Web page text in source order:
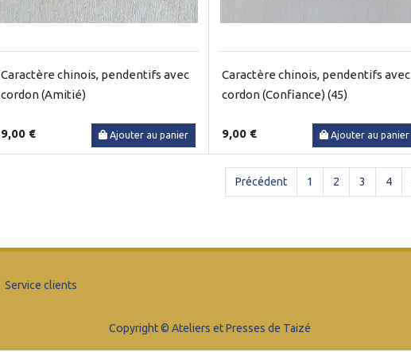
Caractère chinois, pendentifs avec
cordon (Amitié)
9,00 € Ajouter au panier
Caractère chinois, pendentifs avec
cordon (Confiance) (45)
9,00 € Ajouter au panier
Précédent 1 2 3 4
Service clients
Copyright © Ateliers et Presses de Taizé